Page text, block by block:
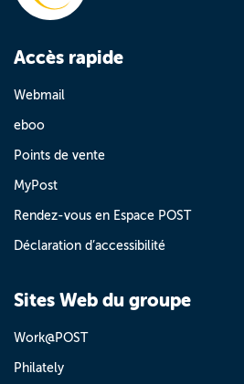
Accès rapide
Webmail
eboo
Points de vente
MyPost
Rendez-vous en Espace POST
Déclaration d’accessibilité
Sites Web du groupe
Work@POST
Philately